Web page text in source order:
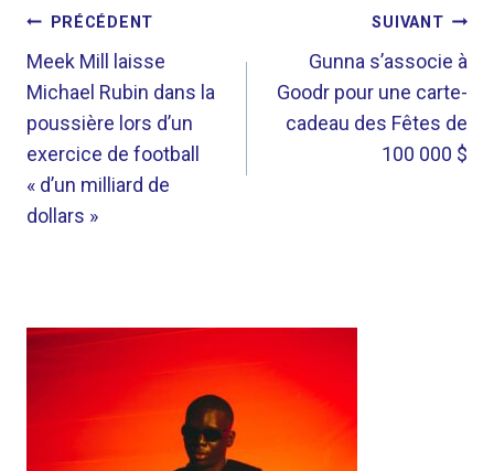
NAVIGATION
DE
L’ARTICLE
PRÉCÉDENT
Meek Mill laisse
Michael Rubin dans la
poussière lors d’un
exercice de football
« d’un milliard de
dollars »
SUIVANT
Gunna s’associe à
Goodr pour une carte-
cadeau des Fêtes de
100 000 $